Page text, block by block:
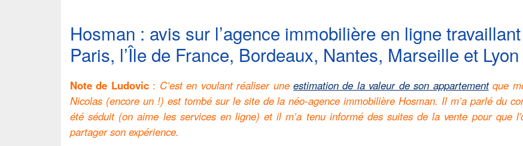
Hosman : avis sur l’agence immobilière en ligne
Paris, l’Île de France, Bordeaux, Nantes, Marseille et Lyon
Note de Ludovic : C’est en voulant réaliser uneestimation de la valeur de son appartementque
Nicolas (encore un !) est tombé sur le site de la néo-agence immobilière Hosman. Il m’a parlé du
été séduit (on aime les services en ligne) et il m’a tenu informé des suites de la vente pour que
partager son expérience.